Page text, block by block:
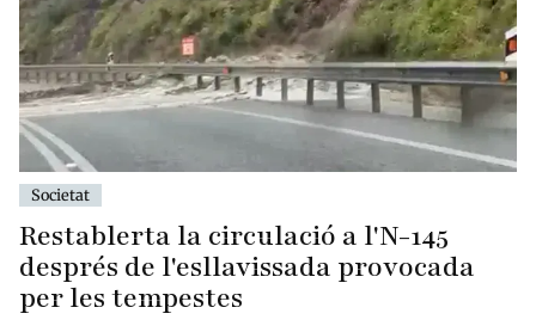
Societat
Restablerta la circulació a l'N-145
després de l'esllavissada provocada
per les tempestes